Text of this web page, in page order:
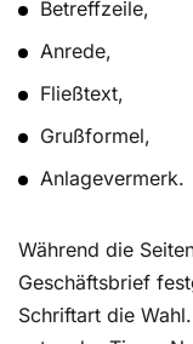
fachgerecht und
und
professionelle
Unternehmen
Sekretärinnen
zu einem
Betreffzeile,
Anrede,
Fließtext,
Grußformel,
Anlagevermerk.
Während die
Geschäftsbrief
Schriftart die